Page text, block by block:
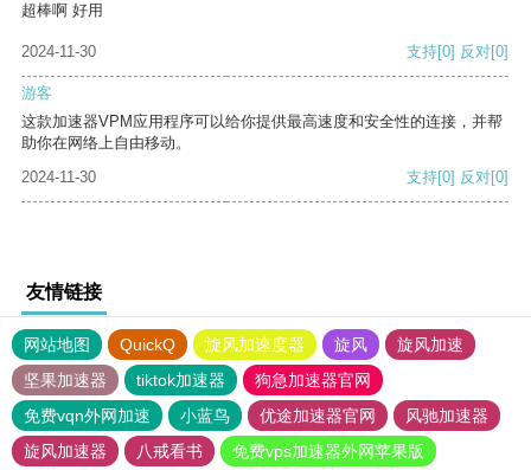
超棒啊 好用
2024-11-30 支持[0] 反对[0]
游客
这款加速器VPM应用程序可以给你提供最高速度和安全性的连接，并帮
助你在网络上自由移动。
2024-11-30
支持[0] 反对[0]
友情链接
网站地图 QuickQ 旋风加速度器 旋风
旋风加速
坚果加速器
tiktok加速器
狗急加速器官网
免费vqn外网加速
小蓝鸟 优途加速器官网
风驰加速器
旋风加速器
八戒看书 免费vps加速器外网苹果版